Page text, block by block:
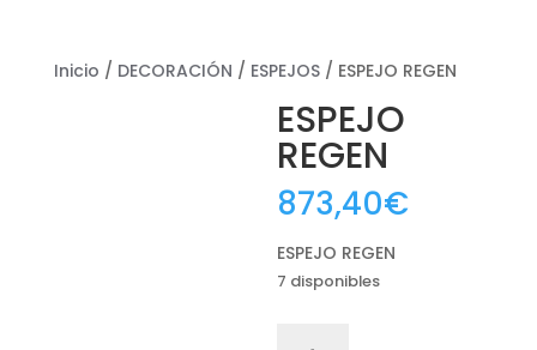
Inicio / DECORACIÓN / ESPEJOS/ ESPEJO REGEN
ESPEJO
REGEN
873,40€
ESPEJO REGEN
7 disponibles